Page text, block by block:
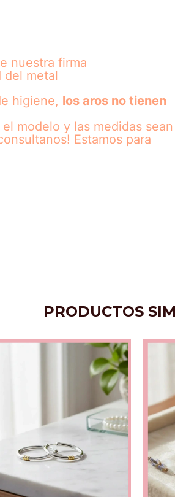
nuestra firma
del metal
higiene, los aros no tienen
modelo y las medidas sean
Estamos para
PRODUCTOS